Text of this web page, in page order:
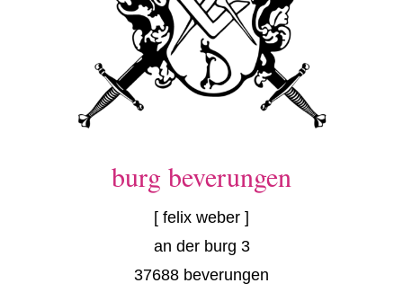
burg beverungen
[ felix weber ]
an der burg 3
37688 beverungen